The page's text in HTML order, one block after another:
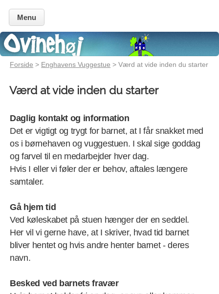
Menu
Forside > Enghavens Vuggestue > Værd at vide inden du starter
Værd at vide inden du starter
Daglig kontakt og information
Det er vigtigt og trygt for barnet, at I får snakket med
os i børnehaven og vuggestuen. I skal sige goddag
og farvel til en medarbejder hver dag.
Hvis I eller vi føler der er behov, aftales længere
samtaler.
Gå hjem tid
Ved køleskabet på stuen hænger der en seddel.
Her vil vi gerne have, at I skriver, hvad tid barnet
bliver hentet og hvis andre henter barnet - deres
navn.
Besked ved barnets fravær